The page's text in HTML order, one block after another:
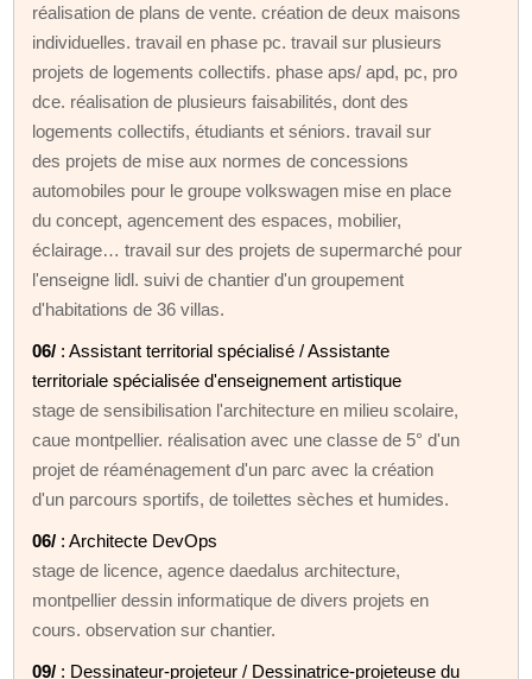
réalisation de plans de vente. création de deux maisons
individuelles. travail en phase pc. travail sur plusieurs
projets de logements collectifs. phase aps/ apd, pc, pro
dce. réalisation de plusieurs faisabilités, dont des
logements collectifs, étudiants et séniors. travail sur
des projets de mise aux normes de concessions
automobiles pour le groupe volkswagen mise en place
du concept, agencement des espaces, mobilier,
éclairage… travail sur des projets de supermarché pour
l'enseigne lidl. suivi de chantier d'un groupement
d'habitations de 36 villas.
06/ : Assistant territorial spécialisé / Assistante
territoriale spécialisée d'enseignement artistique
stage de sensibilisation l'architecture en milieu scolaire,
caue montpellier. réalisation avec une classe de 5° d'un
projet de réaménagement d'un parc avec la création
d'un parcours sportifs, de toilettes sèches et humides.
06/ : Architecte DevOps
stage de licence, agence daedalus architecture,
montpellier dessin informatique de divers projets en
cours. observation sur chantier.
09/ : Dessinateur-projeteur / Dessinatrice-projeteuse du